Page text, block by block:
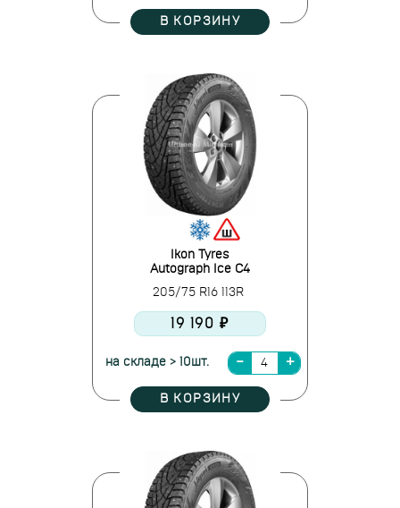
В КОРЗИНУ
Ikon Tyres
Autograph Ice C4
205/75 R16 113R
19 190 ₽
на складе > 10шт.
В КОРЗИНУ